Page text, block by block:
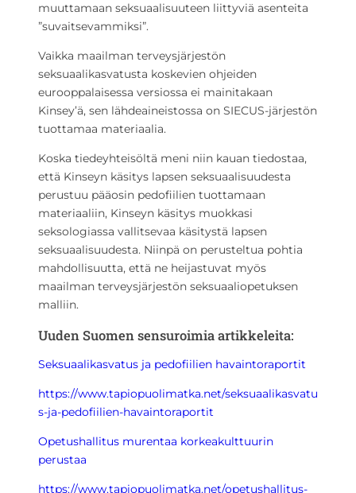
muuttamaan seksuaalisuuteen liittyviä asenteita
”suvaitsevammiksi”.
Vaikka maailman terveysjärjestön
seksuaalikasvatusta koskevien ohjeiden
eurooppalaisessa versiossa ei mainitakaan
Kinsey’ä, sen lähdeaineistossa on SIECUS-järjestön
tuottamaa materiaalia.
Koska tiedeyhteisöltä meni niin kauan tiedostaa,
että Kinseyn käsitys lapsen seksuaalisuudesta
perustuu pääosin pedofiilien tuottamaan
materiaaliin, Kinseyn käsitys muokkasi
seksologiassa vallitsevaa käsitystä lapsen
seksuaalisuudesta. Niinpä on perusteltua pohtia
mahdollisuutta, että ne heijastuvat myös
maailman terveysjärjestön seksuaaliopetuksen
malliin.
Uuden Suomen sensuroimia artikkeleita:
Seksuaalikasvatus ja pedofiilien havaintoraportit
https://www.tapiopuolimatka.net/seksuaalikasvatu
s-ja-pedofiilien-havaintoraportit
Opetushallitus murentaa korkeakulttuurin
perustaa
https://www.tapiopuolimatka.net/opetushallitus-